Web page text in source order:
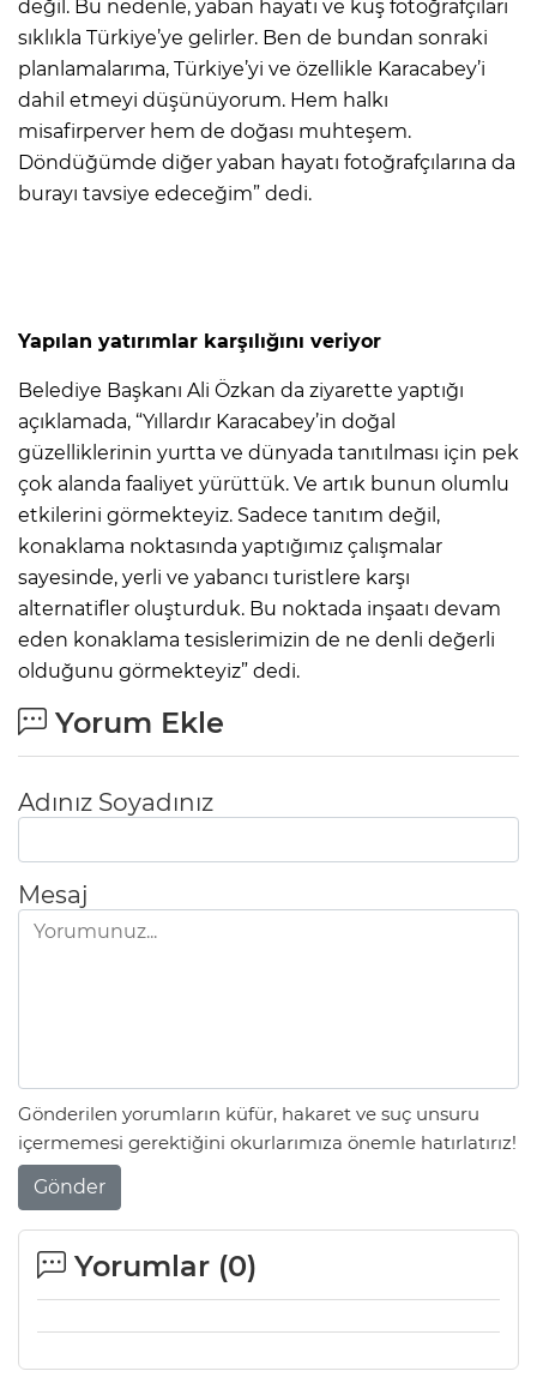
değil. Bu nedenle, yaban hayatı ve kuş fotoğrafçıları
sıklıkla Türkiye’ye gelirler. Ben de bundan sonraki
planlamalarıma, Türkiye’yi ve özellikle Karacabey’i
dahil etmeyi düşünüyorum. Hem halkı
misafirperver hem de doğası muhteşem.
Döndüğümde diğer yaban hayatı fotoğrafçılarına da
burayı tavsiye edeceğim” dedi.
Yapılan yatırımlar karşılığını veriyor
Belediye Başkanı Ali Özkan da ziyarette yaptığı
açıklamada, “Yıllardır Karacabey’in doğal
güzelliklerinin yurtta ve dünyada tanıtılması için pek
çok alanda faaliyet yürüttük. Ve artık bunun olumlu
etkilerini görmekteyiz. Sadece tanıtım değil,
konaklama noktasında yaptığımız çalışmalar
sayesinde, yerli ve yabancı turistlere karşı
alternatifler oluşturduk. Bu noktada inşaatı devam
eden konaklama tesislerimizin de ne denli değerli
olduğunu görmekteyiz” dedi.
Yorum Ekle
Adınız Soyadınız
Mesaj
Gönderilen yorumların küfür, hakaret ve suç unsuru
içermemesi gerektiğini okurlarımıza önemle hatırlatırız!
Gönder
Yorumlar (0)